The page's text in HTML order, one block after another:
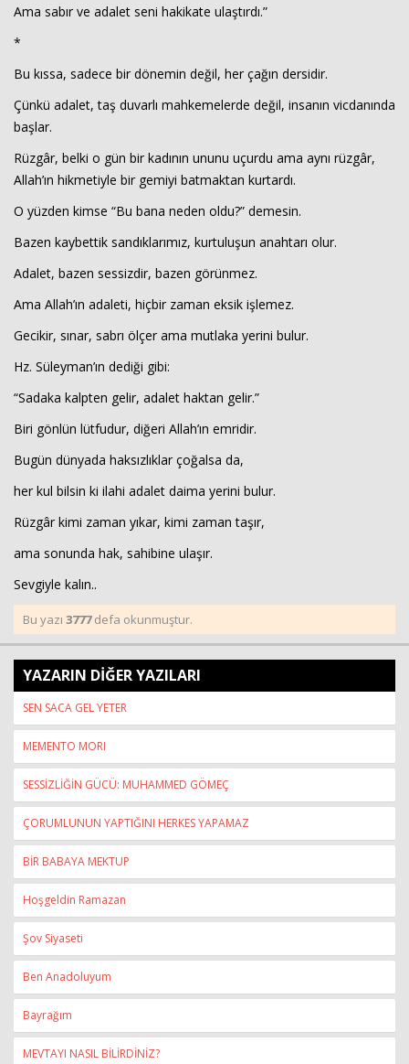
Ama sabır ve adalet seni hakikate ulaştırdı.”
*
Bu kıssa, sadece bir dönemin değil, her çağın dersidir.
Çünkü adalet, taş duvarlı mahkemelerde değil, insanın vicdanında
başlar.
Rüzgâr, belki o gün bir kadının ununu uçurdu ama aynı rüzgâr,
Allah’ın hikmetiyle bir gemiyi batmaktan kurtardı.
O yüzden kimse “Bu bana neden oldu?” demesin.
Bazen kaybettik sandıklarımız, kurtuluşun anahtarı olur.
Adalet, bazen sessizdir, bazen görünmez.
Ama Allah’ın adaleti, hiçbir zaman eksik işlemez.
Gecikir, sınar, sabrı ölçer ama mutlaka yerini bulur.
Hz. Süleyman’ın dediği gibi:
“Sadaka kalpten gelir, adalet haktan gelir.”
Biri gönlün lütfudur, diğeri Allah’ın emridir.
Bugün dünyada haksızlıklar çoğalsa da,
her kul bilsin ki ilahi adalet daima yerini bulur.
Rüzgâr kimi zaman yıkar, kimi zaman taşır,
ama sonunda hak, sahibine ulaşır.
Sevgiyle kalın..
Bu yazı 3777defa okunmuştur.
YAZARIN DİĞER YAZILARI
SEN SACA GEL YETER
MEMENTO MORI
SESSİZLİĞİN GÜCÜ: MUHAMMED GÖMEÇ
ÇORUMLUNUN YAPTIĞINI HERKES YAPAMAZ
BİR BABAYA MEKTUP
Hoşgeldin Ramazan
Şov Siyaseti
Ben Anadoluyum
Bayrağım
MEVTAYI NASIL BİLİRDİNİZ?